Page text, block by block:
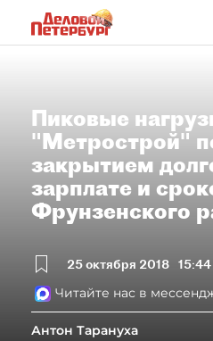
Пиковые
"Метрострой"
закрытием
зарплате и
Фрунзенского
25 октября 2018 15:44
Читайте нас в
Антон Тарануха